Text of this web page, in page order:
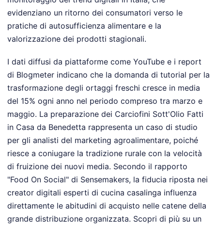
evidenziano un ritorno dei consumatori verso le
pratiche di autosufficienza alimentare e la
valorizzazione dei prodotti stagionali.
I dati diffusi da piattaforme come YouTube e i report
di Blogmeter indicano che la domanda di tutorial per la
trasformazione degli ortaggi freschi cresce in media
del 15% ogni anno nel periodo compreso tra marzo e
maggio. La preparazione dei Carciofini Sott'Olio Fatti
in Casa da Benedetta rappresenta un caso di studio
per gli analisti del marketing agroalimentare, poiché
riesce a coniugare la tradizione rurale con la velocità
di fruizione dei nuovi media. Secondo il rapporto
"Food On Social" di Sensemakers, la fiducia riposta nei
creator digitali esperti di cucina casalinga influenza
direttamente le abitudini di acquisto nelle catene della
grande distribuzione organizzata. Scopri di più su un